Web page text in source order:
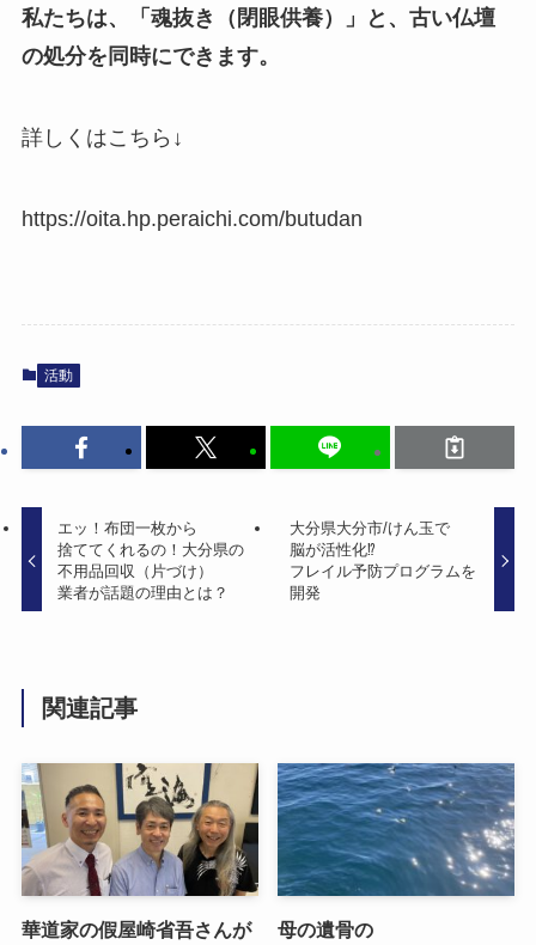
私たちは、「魂抜き（閉眼供養）」と、古い仏壇
の処分を同時にできます。
詳しくはこちら↓
https://oita.hp.peraichi.com/butudan
活動
エッ！​布団一枚から​
捨ててくれるの！​大分県の​
不用品回収​（片づけ）​
業者が​話題の​理由とは？
大分県大分市/けん玉で​
脳が​活性化⁉
フレイル予防プログラムを​
開発
関連記事
華道家の​假屋崎省吾さんが​ 母の​遺骨の​